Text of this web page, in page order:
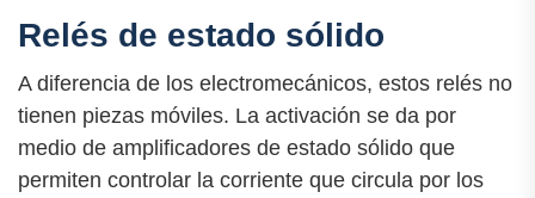
Relés de estado sólido
A diferencia de los electromecánicos, estos relés no
tienen piezas móviles. La activación se da por
medio de amplificadores de estado sólido que
permiten controlar la corriente que circula por los